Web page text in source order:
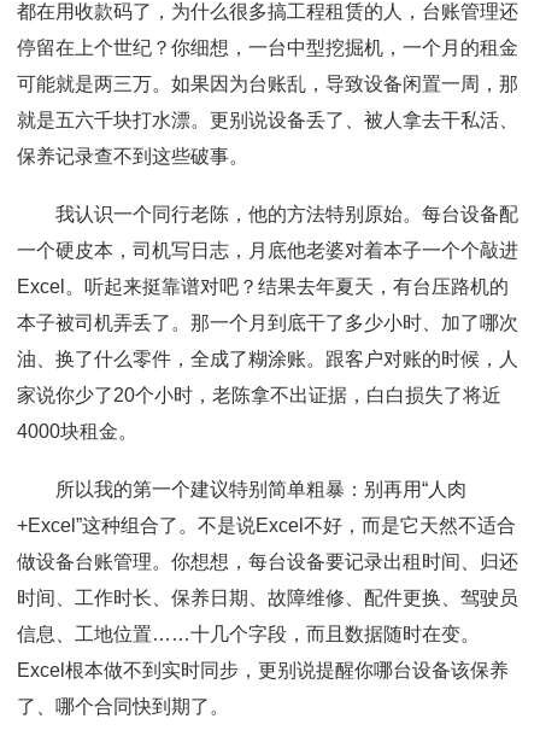
都在用收款码了，为什么很多搞工程租赁的人，台账管理还
停留在上个世纪？你细想，一台中型挖掘机，一个月的租金
可能就是两三万。如果因为台账乱，导致设备闲置一周，那
就是五六千块打水漂。更别说设备丢了、被人拿去干私活、
保养记录查不到这些破事。
我认识一个同行老陈，他的方法特别原始。每台设备配
一个硬皮本，司机写日志，月底他老婆对着本子一个个敲进
Excel。听起来挺靠谱对吧？结果去年夏天，有台压路机的
本子被司机弄丢了。那一个月到底干了多少小时、加了哪次
油、换了什么零件，全成了糊涂账。跟客户对账的时候，人
家说你少了20个小时，老陈拿不出证据，白白损失了将近
4000块租金。
所以我的第一个建议特别简单粗暴：别再用“人肉
+Excel”这种组合了。不是说Excel不好，而是它天然不适合
做设备台账管理。你想想，每台设备要记录出租时间、归还
时间、工作时长、保养日期、故障维修、配件更换、驾驶员
信息、工地位置……十几个字段，而且数据随时在变。
Excel根本做不到实时同步，更别说提醒你哪台设备该保养
了、哪个合同快到期了。